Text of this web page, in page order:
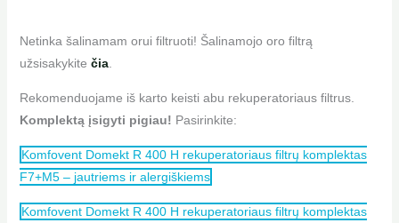
Netinka šalinamam orui filtruoti! Šalinamojo oro filtrą
užsisakykite čia.
Rekomenduojame iš karto keisti abu rekuperatoriaus filtrus.
Komplektą įsigyti pigiau! Pasirinkite:
Komfovent Domekt R 400 H rekuperatoriaus filtrų komplektas
F7+M5 – jautriems ir alergiškiems
Komfovent Domekt R 400 H rekuperatoriaus filtrų komplektas